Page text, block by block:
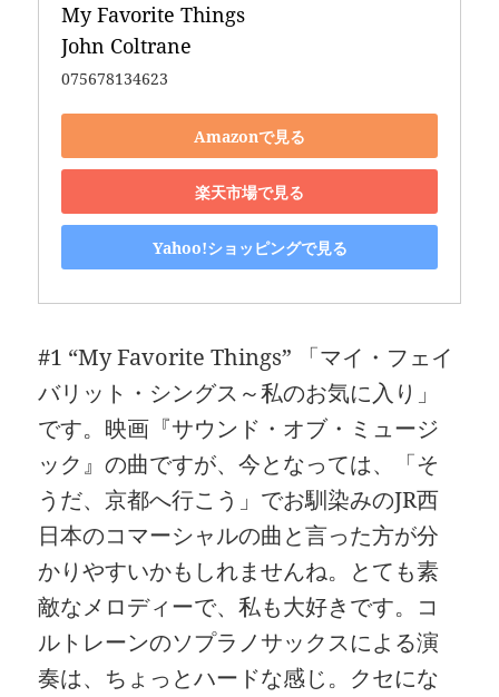
My Favorite Things
John Coltrane
075678134623
Amazonで見る
楽天市場で見る
Yahoo!ショッピングで見る
#1 “My Favorite Things” 「マイ・フェイ
バリット・シングス～私のお気に入り」
です。映画『サウンド・オブ・ミュージ
ック』の曲ですが、今となっては、「そ
うだ、京都へ行こう」でお馴染みのJR西
日本のコマーシャルの曲と言った方が分
かりやすいかもしれませんね。とても素
敵なメロディーで、私も大好きです。コ
ルトレーンのソプラノサックスによる演
奏は、ちょっとハードな感じ。クセにな